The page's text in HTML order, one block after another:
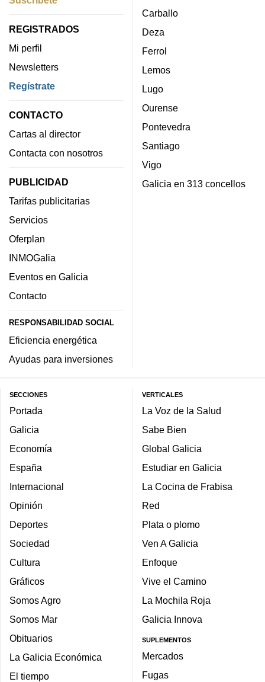
REGISTRADOS
Mi perfil
Newsletters
Regístrate
CONTACTO
Cartas al director
Contacta con nosotros
PUBLICIDAD
Tarifas publicitarias
Servicios
Oferplan
INMOGalia
Eventos en Galicia
Contacto
RESPONSABILIDAD SOCIAL
Eficiencia energética
Ayudas para inversiones
Carballo
Deza
Ferrol
Lemos
Lugo
Ourense
Pontevedra
Santiago
Vigo
Galicia en 313 concellos
SECCIONES
Portada
Galicia
Economía
España
Internacional
Opinión
Deportes
Sociedad
Cultura
Gráficos
Somos Agro
Somos Mar
Obituarios
La Galicia Económica
El tiempo
VERTICALES
La Voz de la Salud
Sabe Bien
Global Galicia
Estudiar en Galicia
La Cocina de Frabisa
Red
Plata o plomo
Ven A Galicia
Enfoque
Vive el Camino
La Mochila Roja
Galicia Innova
SUPLEMENTOS
Mercados
Fugas